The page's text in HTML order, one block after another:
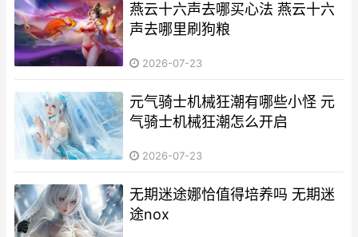
燕云十六声去哪买心法 燕云十六
声去哪里刷狗粮
2026-07-23
元气骑士机械狂潮有哪些小怪 元
气骑士机械狂潮怎么开启
2026-07-23
无期迷途娜恰值得培养吗 无期迷
途nox